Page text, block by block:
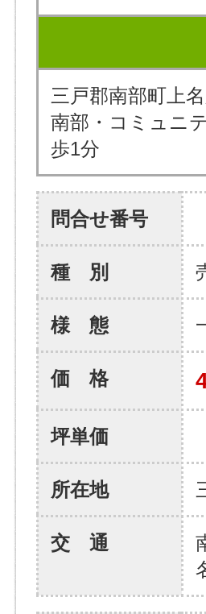
三戸郡南部町上
南部・コミュニ
歩1分
問合せ番号
種 別
様 態
価 格
坪単価
所在地
交 通